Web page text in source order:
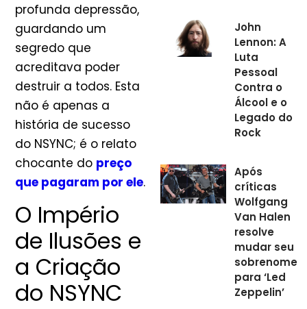
profunda depressão,
guardando um
segredo que
acreditava poder
destruir a todos. Esta
não é apenas a
história de sucesso
do NSYNC; é o relato
chocante do preço
que pagaram por ele.
O Império
de Ilusões e
a Criação
do NSYNC
John
Lennon: A
Luta
Pessoal
Contra o
Álcool e o
Legado do
Rock
Após
críticas
Wolfgang
Van Halen
resolve
mudar seu
sobrenome
para ‘Led
Zeppelin’